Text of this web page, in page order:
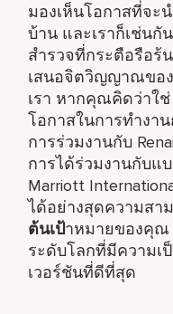
มองเห็นโอกาสที่จะ
บ้าน และเราก็เช่นกั
สำรวจที่กระตือรือร้
เสนอจิตวิญญาณขอ
เรา หากคุณคิดว่าใ
โอกาสในการทำงาน
การร่วมงานกับ
การได้ร่วมงานกับแ
Marriott
ได้อย่างสุดความสา
ต้นเป้าหมายของคุณ
ระดับโลกที่มีความเ
เวอร์ชันที่ดีที่สุด